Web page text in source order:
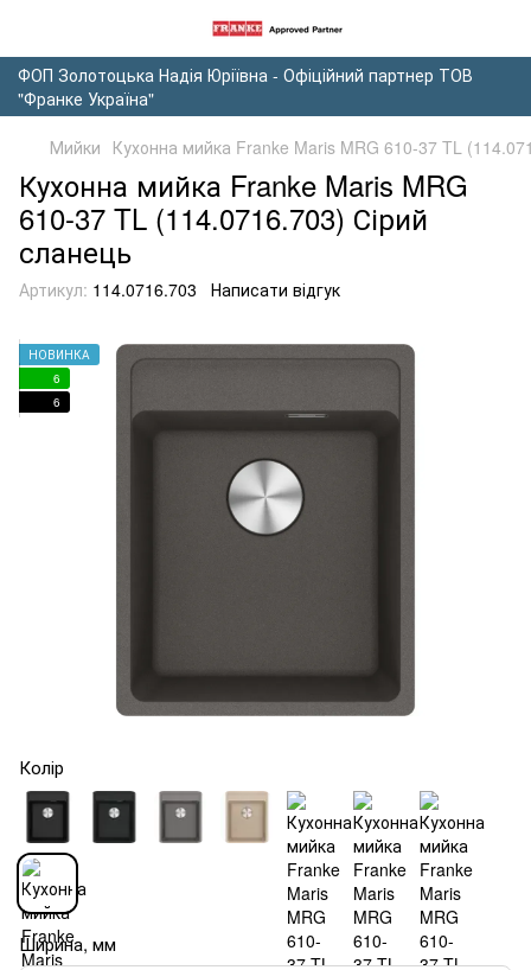
ФОП Золотоцька Надія Юріївна - Офіційний партнер ТОВ
"Франке Україна"
Мийки Кухонна мийка Franke Maris MRG 610-37 TL
Кухонна мийка Franke Maris MRG
610-37 TL (114.0716.703) Сірий
сланець
Артикул: 114.0716.703 Написати відгук
НОВИНКА
6
6
Колір
Ширина, мм